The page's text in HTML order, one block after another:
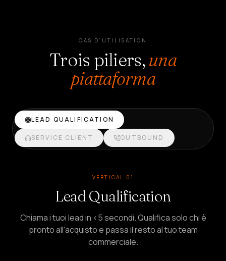
CAS D'UTILISATION
Trois piliers, una
piattaforma
LEAD QUALIFICATION
SERVICE CLIENT OUTBOUND
VERTICAL 01
Lead Qualification
Chiama i tuoi lead in <5 secondi. Qualifica solo chi è
pronto all'acquisto e passa il resto al tuo team
commerciale.